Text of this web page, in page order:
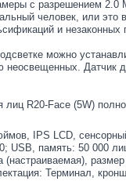
с разрешением 2.0
человек, или
и незаконных
можно
неосвещенных. Датчик
лиц R20-Face (5W)
IPS LCD,
USB, память: 50 000
(настраиваемая),
Терминал,